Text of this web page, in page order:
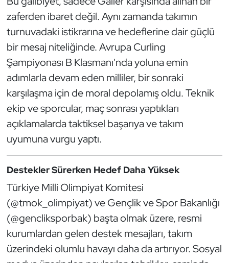
zaferden ibaret değil. Aynı zamanda takımın
turnuvadaki istikrarına ve hedeflerine dair güçlü
bir mesaj niteliğinde. Avrupa Curling
Şampiyonası B Klasmanı'nda yoluna emin
adımlarla devam eden milliler, bir sonraki
karşılaşma için de moral depolamış oldu. Teknik
ekip ve sporcular, maç sonrası yaptıkları
açıklamalarda taktiksel başarıya ve takım
uyumuna vurgu yaptı.
Destekler Sürerken Hedef Daha Yüksek
Türkiye Milli Olimpiyat Komitesi
(@tmok_olimpiyat) ve Gençlik ve Spor Bakanlığı
(@gencliksporbak) başta olmak üzere, resmi
kurumlardan gelen destek mesajları, takım
üzerindeki olumlu havayı daha da artırıyor. Sosyal
Kayak
Kempo
Kick Boks
Kürek
Masa Tenisi
Modern Pentatlon
Motor Sporları
Muay Thai
Okçuluk
Optimist